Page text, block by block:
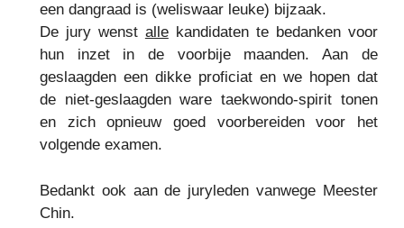
een dangraad is (weliswaar leuke) bijzaak.
De jury wenst allekandidaten te bedanken voor
hun inzet in de voorbije maanden. Aan de
geslaagden een dikke proficiat en we hopen dat
de niet-geslaagden ware taekwondo-spirit tonen
en zich opnieuw goed voorbereiden voor het
volgende examen.
Bedankt ook aan de juryleden vanwege Meester
Chin.